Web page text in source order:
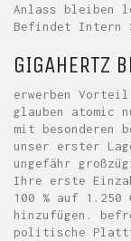
Anlass bleiben
Befindet
GIGAHERTZ
erwerben
glauben atomic
mit besonderen
unser erster
ungefähr
Ihre erste
100 % auf
hinzufügen.
politische